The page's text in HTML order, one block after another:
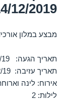
12/2019
מבצע במלון
תאריך הגעה: 14/12/19
תאריך עזיבה: 16/12/19
אירוח: לינה
לילות: 2